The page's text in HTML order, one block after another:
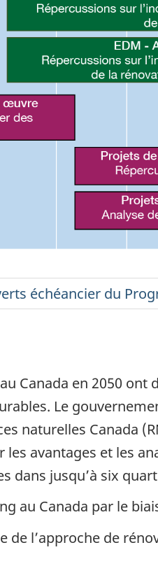
Canada en 2050
Le
naturelles Canada
avantages et les
jusqu’à six
au Canada par le
l’approche de